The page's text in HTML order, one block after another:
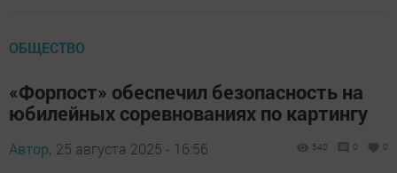
ОБЩЕСТВО
«Форпост» обеспечил безопасность на
юбилейных соревнованиях по картингу
Автор, 25 августа 2025 - 16:56 540 0 0